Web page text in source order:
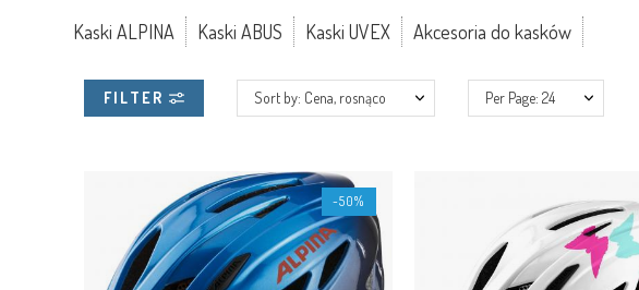
Kaski ALPINA Kaski ABUS Kaski UVEX Akcesoria do kasków
FILTER Sort by: Cena, rosnąco Per Page: 24
-50%